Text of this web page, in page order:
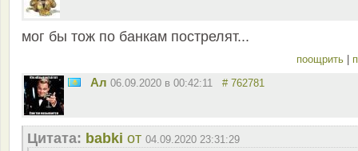
мог бы тож по банкам пострелят...
поощрить
Ал 06.09.2020 в 00:42:11 # 762781
Цитата: babki от 04.09.2020 23:31:29